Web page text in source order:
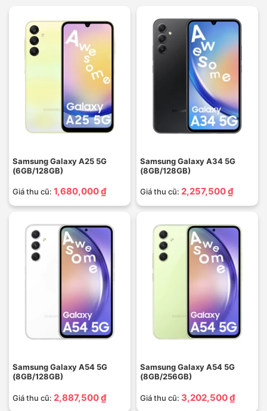
Samsung Galaxy A25 5G
(6GB/128GB)
Giá thu cũ: 1,680,000 ₫
Samsung Galaxy A34 5G
(8GB/128GB)
Giá thu cũ: 2,257,500 ₫
Samsung Galaxy A54 5G
(8GB/128GB)
Giá thu cũ: 2,887,500 ₫
Samsung Galaxy A54 5G
(8GB/256GB)
Giá thu cũ: 3,202,500 ₫